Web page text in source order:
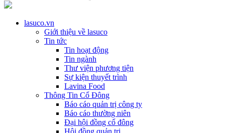
lasuco.vn
Giới thiệu về lasuco
Tin tức
Tin hoạt động
Tin ngành
Thư viện phương tiện
Sự kiện thuyết trình
Lavina Food
Thông Tin Cổ Đông
Báo cáo quản trị công ty
Báo cáo thường niên
Đại hội đồng cổ đông
Hội đồng quản trị